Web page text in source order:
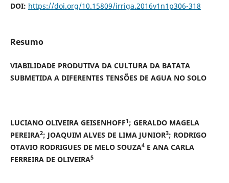
DOI: https://doi.org/10.15809/irriga.2016v1n1p306-318
Resumo
VIABILIDADE PRODUTIVA DA CULTURA DA BATATA
SUBMETIDA A DIFERENTES TENSÕES DE AGUA NO SOLO
LUCIANO OLIVEIRA GEISENHOFF1; GERALDO MAGELA
PEREIRA2; JOAQUIM ALVES DE LIMA JUNIOR3; RODRIGO
OTAVIO RODRIGUES DE MELO SOUZA4E ANA CARLA
FERREIRA DE OLIVEIRA5